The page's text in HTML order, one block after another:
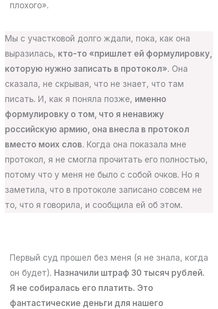
плохого».
Мы с участковой долго ждали, пока, как она
выразилась, кто-то «пришлет ей формулировку,
которую нужно записать в протокол». Она
сказала, не скрывая, что не знает, что там
писать. И, как я поняла позже, именно
формулировку о том, что я ненавижу
российскую армию, она внесла в протокол
вместо моих слов. Когда она показала мне
протокол, я не смогла прочитать его полностью,
потому что у меня не было с собой очков. Но я
заметила, что в протоколе записано совсем не
то, что я говорила, и сообщила ей об этом.
Первый суд прошел без меня (я не знала, когда
он будет). Назначили штраф 30 тысяч рублей.
Я не собиралась его платить. Это
фантастические деньги для нашего